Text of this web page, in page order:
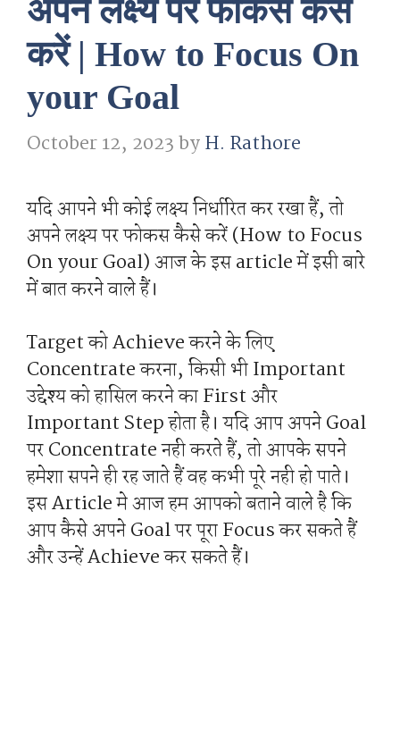
अपने लक्ष्य पर फोकस कैसे
करें | How to Focus On
your Goal
October 12, 2023byH. Rathore
यदि आपने भी कोई लक्ष्य निर्धारित कर रखा हैं, तो
अपने लक्ष्य पर फोकस कैसे करें (How to Focus
On your Goal) आज के इस article में इसी बारे
में बात करने वाले हैं।
Target को Achieve करने के लिए
Concentrate करना, किसी भी Important
उद्देश्य को हासिल करने का First और
Important Step होता है। यदि आप अपने Goal
पर Concentrate नही करते हैं, तो आपके सपने
हमेशा सपने ही रह जाते हैं वह कभी पूरे नही हो पाते।
इस Article मे आज हम आपको बताने वाले है कि
आप कैसे अपने Goal पर पूरा Focus कर सकते हैं
और उन्हें Achieve कर सकते हैं।